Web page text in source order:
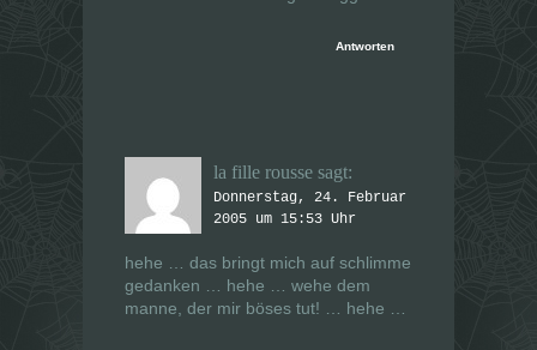
Antworten
la fille rousse sagt:
Donnerstag, 24. Februar
2005 um 15:53 Uhr
hehe … das bringt mich auf schlimme
gedanken … hehe … wehe dem
manne, der mir böses tut! … hehe …